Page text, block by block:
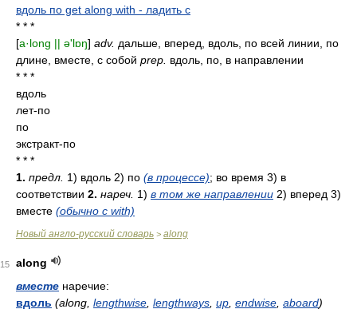
вдоль по get along with - ладить с
* * *
[a·long || ə'lɒŋ] adv. дальше, вперед, вдоль, по всей линии, по
длине, вместе, с собой prep. вдоль, по, в направлении
* * *
вдоль
лет-по
по
экстракт-по
* * *
1. предл. 1) вдоль 2) по (в процессе); во время 3) в
соответствии 2. нареч. 1) в том же направлении 2) вперед 3)
вместе (обычно с with)
Новый англо-русский словарь > along
15
along
вместе наречие:
вдоль (along, lengthwise lengthways up endwise aboard)